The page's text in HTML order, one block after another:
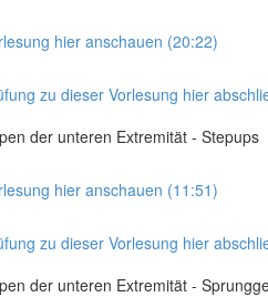
hier anschauen (20:22)
zu dieser Vorlesung hier
der unteren Extremität - Stepups
hier anschauen (11:51)
zu dieser Vorlesung hier
der unteren Extremität -